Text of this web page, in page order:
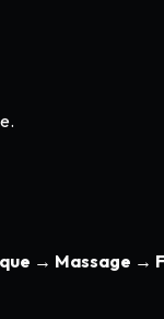
→ Massage →